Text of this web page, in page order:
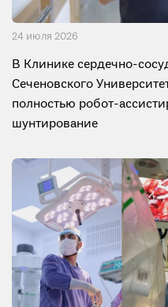
24 июля 2026
В Клинике сердечно-
Сеченовского
полностью робот-
шунтирование